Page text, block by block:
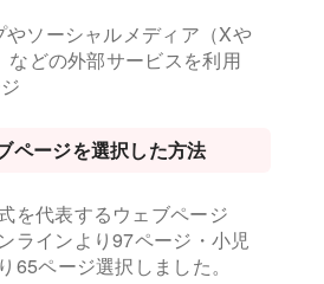
ソーシャルメディア（Xや
などの外部サービスを利用
ページを選択した方法
を代表するウェブページ
ラインより97ページ・小児
65ページ選択しました。